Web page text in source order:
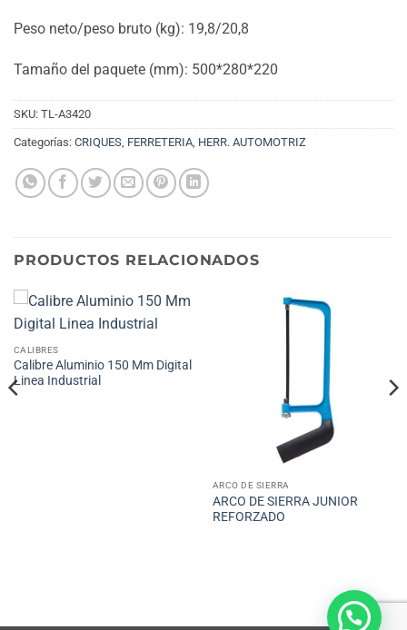
Peso neto/peso bruto (kg): 19,8/20,8
Tamaño del paquete (mm): 500*280*220
SKU: TL-A3420
Categorías: CRIQUES, FERRETERIA, HERR. AUTOMOTRIZ
PRODUCTOS RELACIONADOS
CALIBRES
Calibre Aluminio 150 Mm Digital
Linea Industrial
ARCO DE SIERRA
ARCO DE SIERRA JUNIOR
REFORZADO